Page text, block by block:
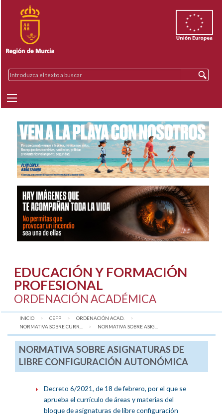
EDUCACIÓN Y FORMACIÓN
PROFESIONAL
ORDENACIÓN ACADÉMICA
INICIO CEFP
ORDENACIÓN ACAD.
NORMATIVA SOBRE CURR...
AQUÍ:
NORMATIVA SOBRE ASIG...
NORMATIVA SOBRE ASIGNATURAS DE
LIBRE CONFIGURACIÓN AUTONÓMICA
Decreto 6/2021, de 18 de febrero, por el que se
aprueba el currículo de áreas y materias del
bloque de asignaturas de libre configuración